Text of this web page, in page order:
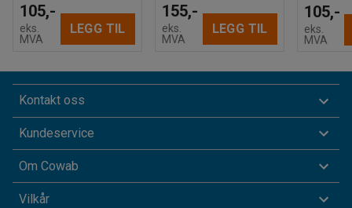
105,-
eks.
MVA
LEGG TIL
155,-
eks.
MVA
LEGG TIL
105,-
eks.
MVA
Kontakt oss
Kundeservice
Om Cowab
Vilkår